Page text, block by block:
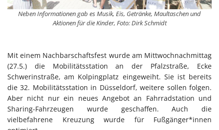
Neben Informationen gab es Musik, Eis, Getränke, Maultaschen und
Aktionen für die Kinder, Foto: Dirk Schmidt
Mit einem Nachbarschaftsfest wurde am Mittwochnachmittag
(27.5.) die Mobilitätsstation an der Pfalzstraße, Ecke
Schwerinstraße, am Kolpingplatz eingeweiht. Sie ist bereits
die 32. Mobilitätsstation in Düsseldorf, weitere sollen folgen.
Aber nicht nur ein neues Angebot an Fahrradstation und
Sharing-Fahrzeugen wurde geschaffen. Auch die
vielbefahrene Kreuzung wurde für Fußgänger*innen